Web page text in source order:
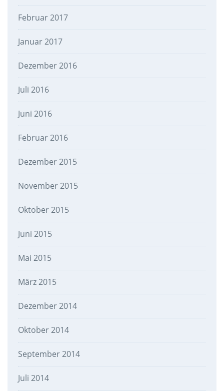
Februar 2017
Januar 2017
Dezember 2016
Juli 2016
Juni 2016
Februar 2016
Dezember 2015
November 2015
Oktober 2015
Juni 2015
Mai 2015
März 2015
Dezember 2014
Oktober 2014
September 2014
Juli 2014